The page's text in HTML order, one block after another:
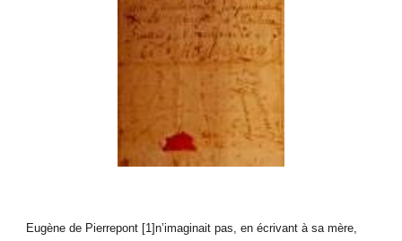
Eugène de Pierrepont [1]n’imaginait pas, en écrivant à sa mère,